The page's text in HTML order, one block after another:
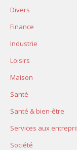
Divers
Finance
Industrie
Loisirs
Maison
Santé
Santé & bien-être
Services aux
Société